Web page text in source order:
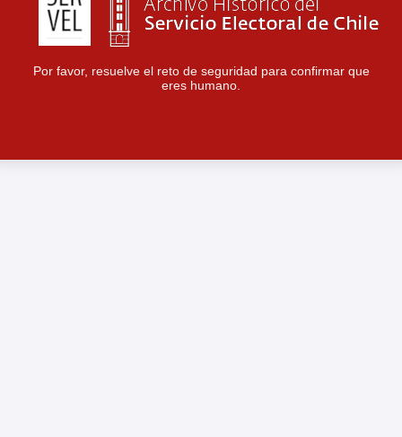
Por favor, resuelve el reto de seguridad para confirmar que
eres humano.